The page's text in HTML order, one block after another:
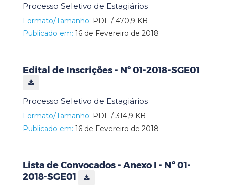
Processo Seletivo de Estagiários
Formato/Tamanho: PDF / 470,9 KB
Publicado em: 16 de Fevereiro de 2018
Edital de Inscrições - Nº 01-2018-SGE01
Processo Seletivo de Estagiários
Formato/Tamanho: PDF / 314,9 KB
Publicado em: 16 de Fevereiro de 2018
Lista de Convocados - Anexo I - Nº 01-
2018-SGE01